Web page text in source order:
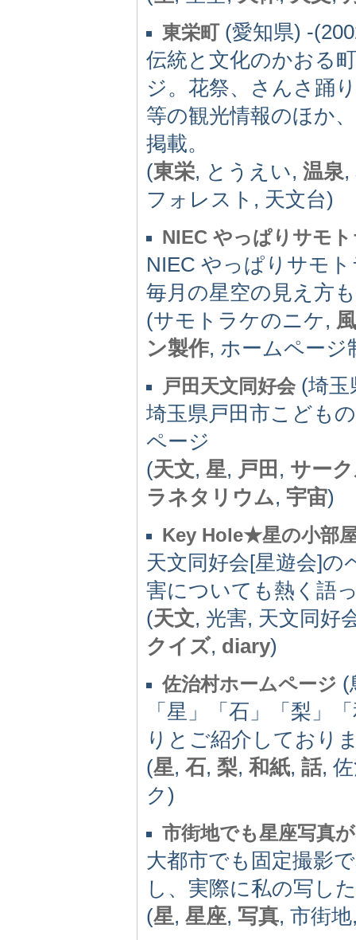
東栄町(愛知県) -
伝統と文化のかおる
ジ。花祭、さんさ踊
等の観光情報のほか
掲載。
(東栄, とうえい, 温泉,
フォレスト, 天文台)
NIEC やっぱりサモ
NIEC やっぱりサモ
毎月の星空の見え方
(サモトラケのニケ,
ン製作, ホームページ
戸田天文同好会(埼玉
埼玉県戸田市こども
ページ
(天文, 星, 戸田 , サー
ラネタリウム, 宇宙)
Key Hole★星の小部
天文同好会[星遊会]
害についても熱く語
(天文, 光害, 天文同好
クイズ, diary)
佐治村ホームページ (
「星」「石」「梨」
りとご紹介しており
(星, 石, 梨, 和紙, 話,
ク)
市街地でも星座写真
大都市でも固定撮影
し、実際に私の写し
(星, 星座, 写真, 市街